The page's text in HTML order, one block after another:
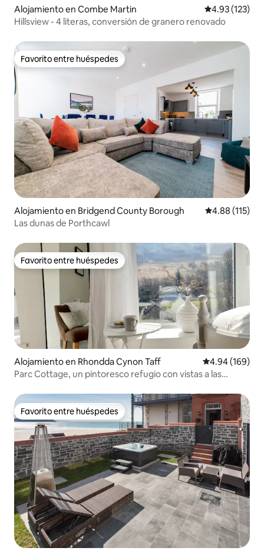
Alojamiento en Combe Martin Calificación
4.93 (123)
Hillsview - 4 literas, conversión de granero renovado
Favorito entre huéspedes
Favorito entre huéspedes
Alojamiento en Bridgend County Borough Calificación
4.88 (115)
Las dunas de Porthcawl
Favorito entre huéspedes
Favorito entre huéspedes
Alojamiento en Rhondda Cynon Taff Calificación
4.94 (169)
Parc Cottage, un pintoresco refugio con vistas a las
Favorito entre huéspedes
Favorito entre huéspedes